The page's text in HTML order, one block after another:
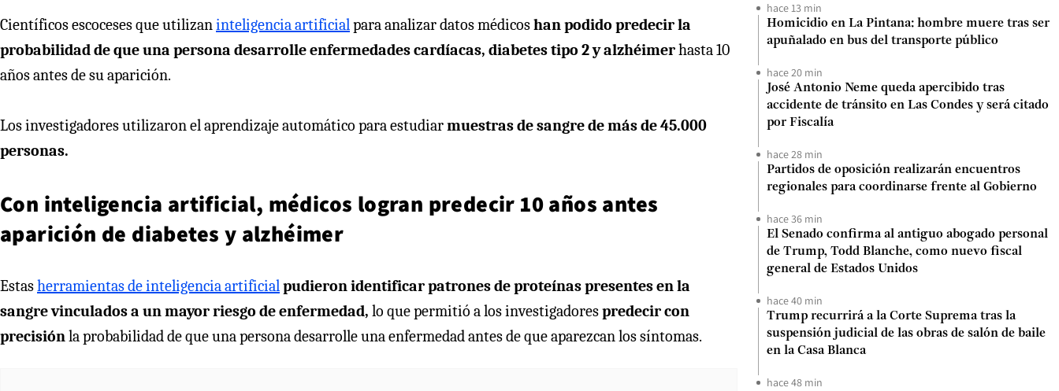
Científicos escoceses que utilizaninteligencia artificialpara analizar datos médicoshan podido predecir la
probabilidad de que una persona desarrolle enfermedades cardíacas, diabetes tipo 2 y alzhéimerhasta 10
años antes de su aparición.
Los investigadores utilizaron el aprendizaje automático para estudiarmuestras de sangre de más de 45.000
personas.
Con inteligencia artificial, médicos logran predecir 10 años antes
aparición de diabetes y alzhéimer
Estasherramientas de inteligencia artificialpudieron identificar patrones de proteínas presentes en la
sangre vinculados a un mayor riesgo de enfermedad, lo que permitió a los investigadorespredecir con
precisiónla probabilidad de que una persona desarrolle una enfermedad antes de que aparezcan los síntomas.
hace 13 min
Homicidio en La Pintana: hombre muere tras ser
apuñalado en bus del transporte público
hace 20 min
José Antonio Neme queda apercibido tras
accidente de tránsito en Las Condes y será citado
por Fiscalía
hace 28 min
Partidos de oposición realizarán encuentros
regionales para coordinarse frente al Gobierno
hace 36 min
El Senado confirma al antiguo abogado personal
de Trump, Todd Blanche, como nuevo fiscal
general de Estados Unidos
hace 40 min
Trump recurrirá a la Corte Suprema tras la
suspensión judicial de las obras de salón de baile
en la Casa Blanca
hace 48 min